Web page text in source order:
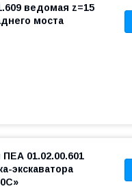
ведомая z=15
моста
01.02.00.601
экскаватора